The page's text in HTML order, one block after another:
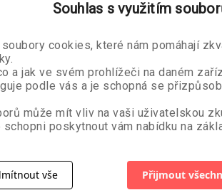
Moje první
Souhlas s využitím
cookies, které nám pomáhají
a jak ve svém prohlížeči na daném
podle vás a je schopná se
může mít vliv na vaši uživatelskou
poskytnout vám nabídku na
vše Přijmout